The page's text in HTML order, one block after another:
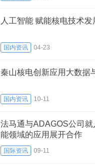
人工智能 赋能核电技术发
国内资讯 04-23
秦山核电创新应用大数据
国内资讯 10-11
法马通与ADAGOS公司
能领域的应用展开合作
国际资讯 09-11